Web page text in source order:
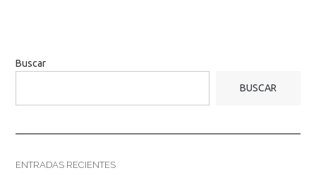
Buscar
BUSCAR
ENTRADAS RECIENTES